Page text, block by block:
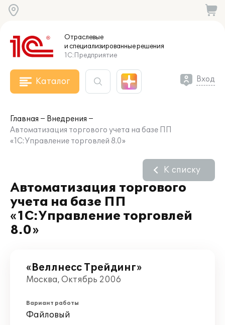
Отраслевые
и специализированныерешения
1С:Предприятие
Каталог Вход
Главная
Внедрения
Автоматизация торгового учета на базе ПП
«1С:Управление торговлей 8.0»
Автоматизация торгового
учета на базе ПП
«1С:Управление торговлей
8.0»
К списку
«Веллнесс Трейдинг»
Москва, Октябрь 2006
Вариант работы
Файловый